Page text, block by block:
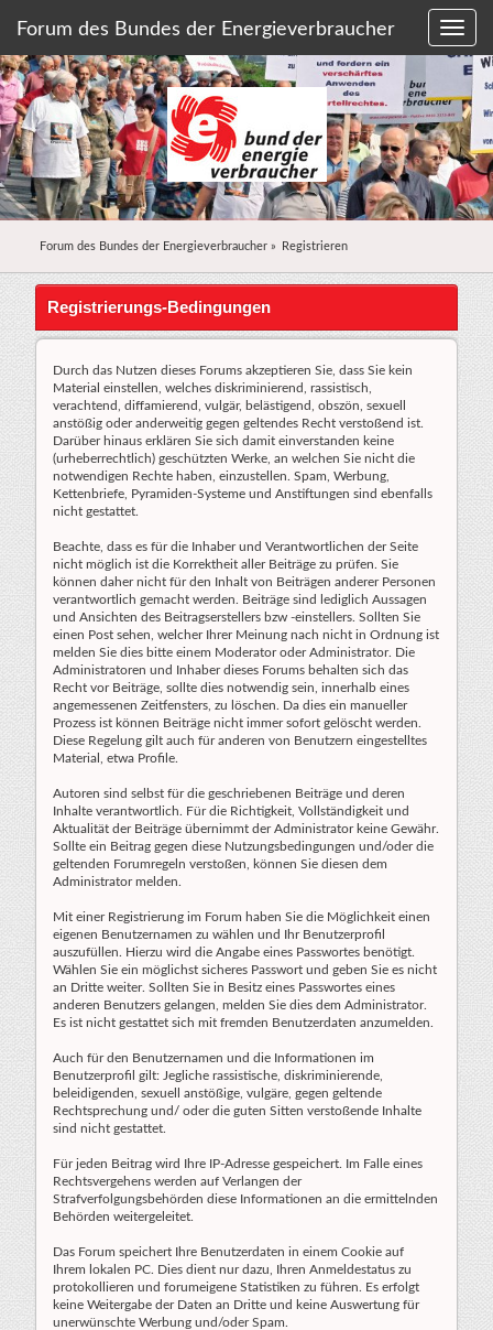
Forum des Bundes der Energieverbraucher
Forum des Bundes der Energieverbraucher» Registrieren
Registrierungs-Bedingungen
Durch das Nutzen dieses Forums akzeptieren Sie, dass Sie kein
Material einstellen, welches diskriminierend, rassistisch,
verachtend, diffamierend, vulgär, belästigend, obszön, sexuell
anstößig oder anderweitig gegen geltendes Recht verstoßend ist.
Darüber hinaus erklären Sie sich damit einverstanden keine
(urheberrechtlich) geschützten Werke, an welchen Sie nicht die
notwendigen Rechte haben, einzustellen. Spam, Werbung,
Kettenbriefe, Pyramiden-Systeme und Anstiftungen sind ebenfalls
nicht gestattet.
Beachte, dass es für die Inhaber und Verantwortlichen der Seite
nicht möglich ist die Korrektheit aller Beiträge zu prüfen. Sie
können daher nicht für den Inhalt von Beiträgen anderer Personen
verantwortlich gemacht werden. Beiträge sind lediglich Aussagen
und Ansichten des Beitragserstellers bzw -einstellers. Sollten Sie
einen Post sehen, welcher Ihrer Meinung nach nicht in Ordnung ist
melden Sie dies bitte einem Moderator oder Administrator. Die
Administratoren und Inhaber dieses Forums behalten sich das
Recht vor Beiträge, sollte dies notwendig sein, innerhalb eines
angemessenen Zeitfensters, zu löschen. Da dies ein manueller
Prozess ist können Beiträge nicht immer sofort gelöscht werden.
Diese Regelung gilt auch für anderen von Benutzern eingestelltes
Material, etwa Profile.
Autoren sind selbst für die geschriebenen Beiträge und deren
Inhalte verantwortlich. Für die Richtigkeit, Vollständigkeit und
Aktualität der Beiträge übernimmt der Administrator keine Gewähr.
Sollte ein Beitrag gegen diese Nutzungsbedingungen und/oder die
geltenden Forumregeln verstoßen, können Sie diesen dem
Administrator melden.
Mit einer Registrierung im Forum haben Sie die Möglichkeit einen
eigenen Benutzernamen zu wählen und Ihr Benutzerprofil
auszufüllen. Hierzu wird die Angabe eines Passwortes benötigt.
Wählen Sie ein möglichst sicheres Passwort und geben Sie es nicht
an Dritte weiter. Sollten Sie in Besitz eines Passwortes eines
anderen Benutzers gelangen, melden Sie dies dem Administrator.
Es ist nicht gestattet sich mit fremden Benutzerdaten anzumelden.
Auch für den Benutzernamen und die Informationen im
Benutzerprofil gilt: Jegliche rassistische, diskriminierende,
beleidigenden, sexuell anstößige, vulgäre, gegen geltende
Rechtsprechung und/ oder die guten Sitten verstoßende Inhalte
sind nicht gestattet.
Für jeden Beitrag wird Ihre IP-Adresse gespeichert. Im Falle eines
Rechtsvergehens werden auf Verlangen der
Strafverfolgungsbehörden diese Informationen an die ermittelnden
Behörden weitergeleitet.
Das Forum speichert Ihre Benutzerdaten in einem Cookie auf
Ihrem lokalen PC. Dies dient nur dazu, Ihren Anmeldestatus zu
protokollieren und forumeigene Statistiken zu führen. Es erfolgt
keine Weitergabe der Daten an Dritte und keine Auswertung für
unerwünschte Werbung und/oder Spam.